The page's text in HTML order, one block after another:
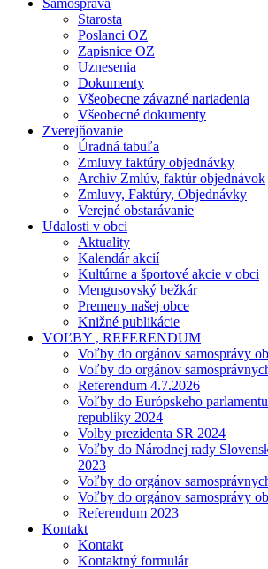
Samospráva
Starosta
Poslanci OZ
Zapisnice OZ
Uznesenia
Dokumenty
Všeobecne závazné nariadenia
Všeobecné dokumenty
Zverejňovanie
Úradná tabuľa
Zmluvy faktúry objednávky
Archiv Zmlúv, faktúr objednávok
Zmluvy, Faktúry, Objednávky
Verejné obstarávanie
Udalosti v obci
Aktuality
Kalendár akcií
Kultúrne a športové akcie v obci
Mengusovský bežkár
Premeny našej obce
Knižné publikácie
VOĽBY , REFERENDUM
Voľby do orgánov samosprávy
Voľby do orgánov
Referendum 4.7.2026
Voľby do Európskeho
republiky 2024
Volby prezidenta SR 2024
Voľby do Národnej rady
2023
Voľby do orgánov
Voľby do orgánov samosprávy
Referendum 2023
Kontakt
Kontakt
Kontaktný formulár